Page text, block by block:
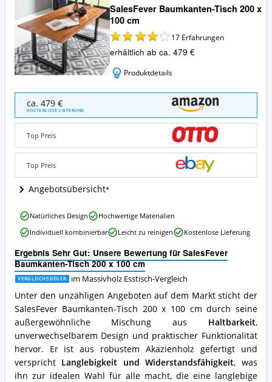
SalesFever Baumkanten-Tisch 200 x
100 cm
17 Erfahrungen
erhältlich ab ca. 479 €
Produktdetails
SalesFever
Baumkanten-
Tisch
200
100
Angebote:
Wo
ist
Massivholz
Esstisch
erhältlich?
ca. 479 €
KOSTENLOSE LIEFERUNG
Top Preis
Top Preis
Angebotsübersicht
Ergebnis Sehr Gut: Unsere Bewertung für SalesFever
Baumkanten-Tisch 200 x 100 cm
VERGLEICHSSIEGER im Massivholz Esstisch-Vergleich
Unter den unzähligen Angeboten auf dem Markt sticht der
SalesFever Baumkanten-Tisch 200 x 100 cm durch seine
außergewöhnliche Mischung aus Haltbarkeit,
unverwechselbarem Design und praktischer Funktionalität
hervor. Er ist aus robustem Akazienholz gefertigt und
verspricht Langlebigkeit und Widerstandsfähigkeit, was
ihn zur idealen Wahl für alle macht, die eine langlebige
SalesFever
Baumkanten-
Tisch
x
100
cm
Vorteile:
Was
spricht
für
diesen
Massivholz
Esstisch?
Natürliches Design
Hochwertige Materialien
Individuell kombinierbar
Leicht zu reinigen Kostenlose Lieferung